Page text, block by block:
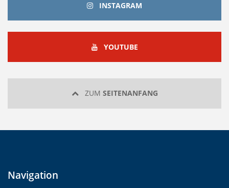
INSTAGRAM
YOUTUBEYOUTUBE
ZUM SEITENANFANG
Navigation